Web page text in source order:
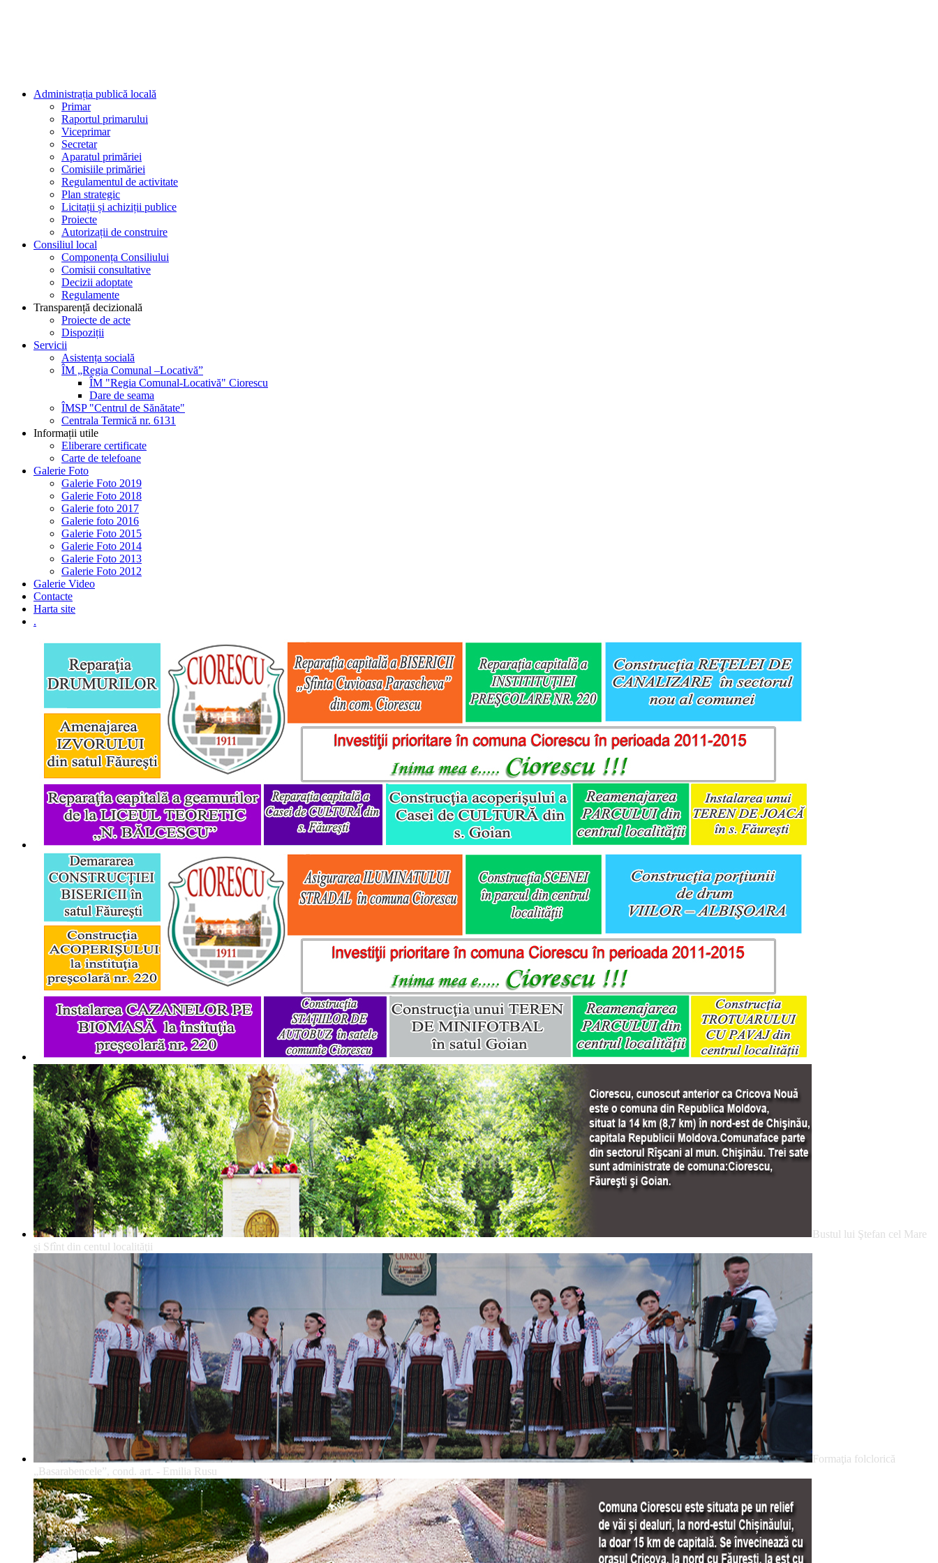
Administrația publică locală
Primar
Raportul primarului
Viceprimar
Secretar
Aparatul primăriei
Comisiile primăriei
Regulamentul de activitate
Plan strategic
Licitații și achiziții publice
Proiecte
Autorizații de construire
Consiliul local
Componența Consiliului
Comisii consultative
Decizii adoptate
Regulamente
Transparență decizională
Proiecte de acte
Dispoziții
Servicii
Asistența socială
ÎM „Regia Comunal –Locativă”
ÎM "Regia Comunal-Locativă" Ciorescu
Dare de seama
ÎMSP "Centrul de Sănătate"
Centrala Termică nr. 6131
Informații utile
Eliberare certificate
Carte de telefoane
Galerie Foto
Galerie Foto 2019
Galerie Foto 2018
Galerie foto 2017
Galerie foto 2016
Galerie Foto 2015
Galerie Foto 2014
Galerie Foto 2013
Galerie Foto 2012
Galerie Video
Contacte
Harta site
.
Bustul lui Ştefan cel Mare
şi Sfînt din centul localităţii
Formaţia folclorică
„Basarabencele”, cond. art. - Emilia Rusu